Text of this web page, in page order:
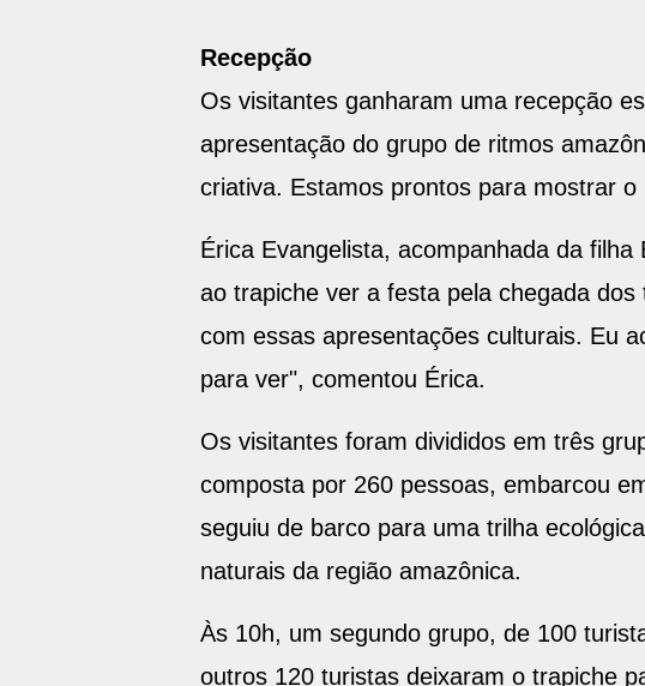
Recepção
Os visitantes ganharam uma recepção
apresentação do grupo de ritmos
criativa. Estamos prontos para mostrar
Érica Evangelista, acompanhada da
ao trapiche ver a festa pela chegada
com essas apresentações culturais. Eu
para ver", comentou Érica.
Os visitantes foram divididos em três
composta por 260 pessoas, embarcou
seguiu de barco para uma trilha
naturais da região amazônica.
Às 10h, um segundo grupo, de 100
outros 120 turistas deixaram o trapiche